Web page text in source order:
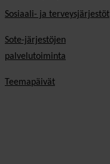
Sosiaali- ja terveysjärjestöt
Sote-järjestöjen
palvelutoiminta
Teemapäivät